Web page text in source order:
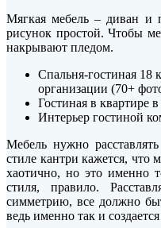
Мягкая мебель – диван и
рисунок простой. Чтобы
накрывают пледом.
Спальня-гостиная 18
организации (70+
Гостиная в квартире
Интерьер гостиной
Мебель нужно
стиле кантри кажется, что
хаотично, но это именно
стиля, правило.
симметрию, все должно
ведь именно так и